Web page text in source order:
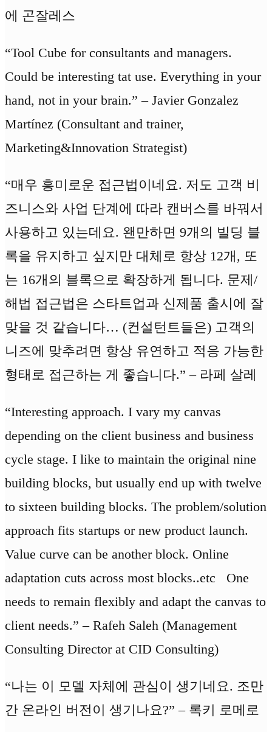
에 곤잘레스
“Tool Cube for consultants and managers.
Could be interesting tat use. Everything in your
hand, not in your brain.” – Javier Gonzalez
Martínez (Consultant and trainer,
Marketing&Innovation Strategist)
“매우 흥미로운 접근법이네요. 저도 고객 비
즈니스와 사업 단계에 따라 캔버스를 바꿔서
사용하고 있는데요. 왠만하면 9개의 빌딩 블
록을 유지하고 싶지만 대체로 항상 12개, 또
는 16개의 블록으로 확장하게 됩니다. 문제/
해법 접근법은 스타트업과 신제품 출시에 잘
맞을 것 같습니다… (컨설턴트들은) 고객의
니즈에 맞추려면 항상 유연하고 적응 가능한
형태로 접근하는 게 좋습니다.” – 라페 살레
“Interesting approach. I vary my canvas
depending on the client business and business
cycle stage. I like to maintain the original nine
building blocks, but usually end up with twelve
to sixteen building blocks. The problem/solution
approach fits startups or new product launch.
Value curve can be another block. Online
adaptation cuts across most blocks..etc One
needs to remain flexibly and adapt the canvas to
client needs.” – Rafeh Saleh (Management
Consulting Director at CID Consulting)
“나는 이 모델 자체에 관심이 생기네요. 조만
간 온라인 버전이 생기나요?” – 록키 로메로